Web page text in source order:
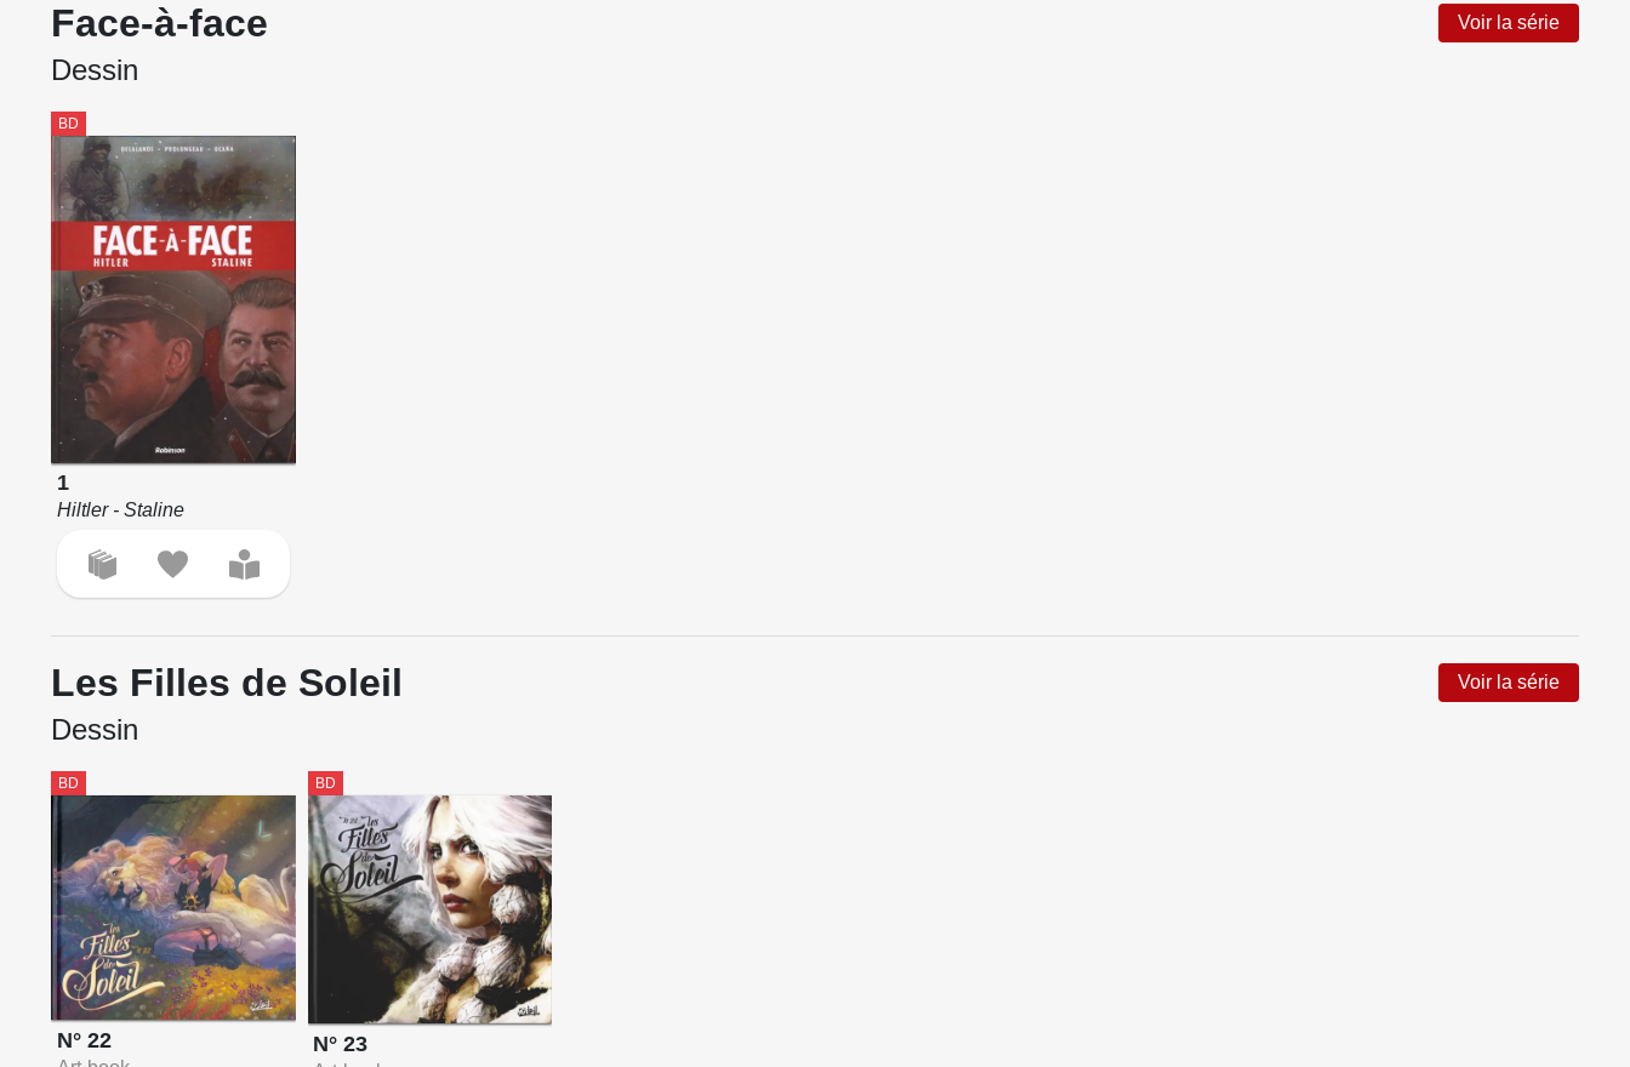
Face-à-face Voir la série
Dessin
BD
1
Hiltler - Staline
Les Filles de Soleil Voir la série
Dessin
BD
N° 22
BD
N° 23